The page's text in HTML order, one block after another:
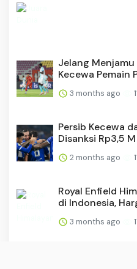
Jelang Menjamu
Kecewa Pemain
3 months ago
Persib Kecewa
Disanksi Rp3,5
2 months ago
Royal Enfield
di Indonesia,
3 months ago